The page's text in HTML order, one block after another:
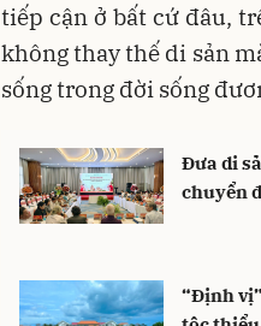
tiếp cận ở bất cứ đâu,
không thay thế di sản
sống trong đời sống
Đưa di
chuyển
“Định